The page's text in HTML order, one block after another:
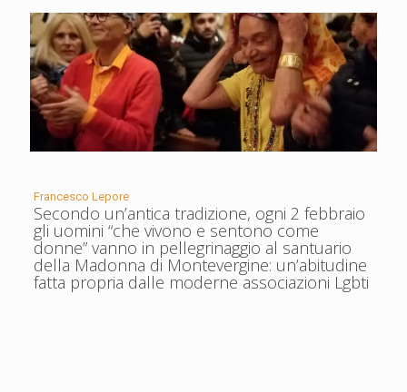
Francesco Lepore
Secondo un’antica tradizione, ogni 2 febbraio
gli uomini “che vivono e sentono come
donne” vanno in pellegrinaggio al santuario
della Madonna di Montevergine: un’abitudine
fatta propria dalle moderne associazioni Lgbti